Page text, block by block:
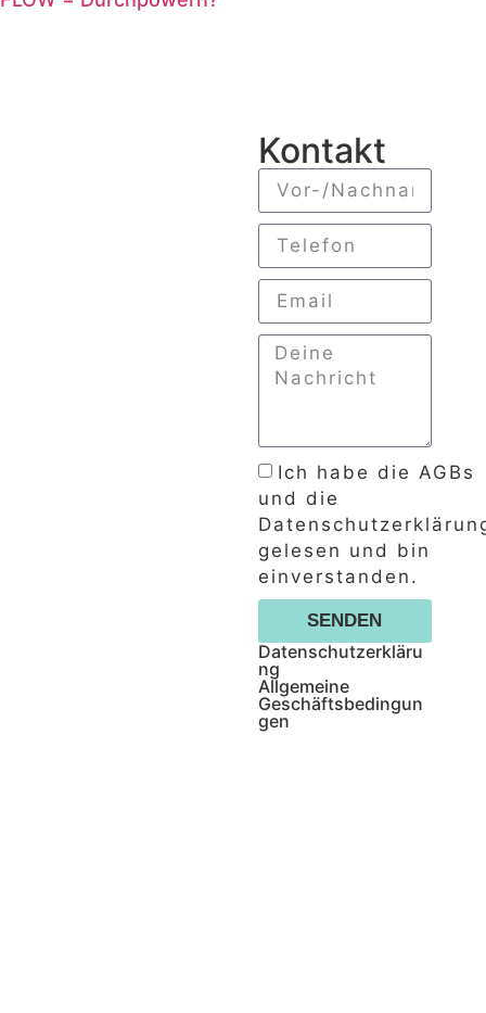
Kontakt
Ich habe die AGBs
und die
gelesen und bin
einverstanden.
SENDEN
Datenschutzerkläru
ng
Allgemeine
Geschäftsbedingun
gen